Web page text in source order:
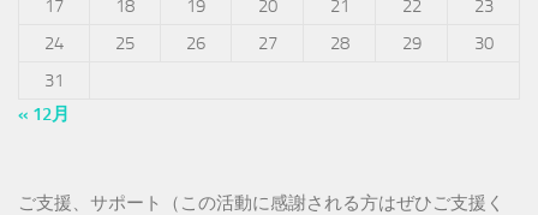
17
18 19 20 21 22
23
24
25 26 27 28 29
30
31
« 12月
ご支援、サポート（この活動に感謝される方はぜひご支援く